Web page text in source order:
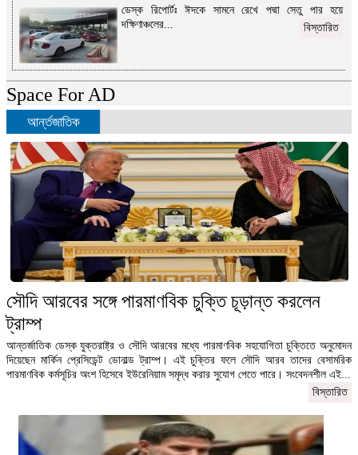
ডেস্ক রিপোর্টঃ ঈদকে সামনে রেখে পদ্মা সেতু পার হয়ে
দক্ষিণাঞ্চলের...
বিস্তারিত
Space For AD
আর্ন্তজাতিক
সৌদি আরবের সঙ্গে পারমাণবিক চুক্তি চূড়ান্ত করলেন
ট্রাম্প
আন্তর্জাতিক ডেস্ক যুক্তরাষ্ট্র ও সৌদি আরবের মধ্যে পারমাণবিক সহযোগিতা চুক্তিতে অনুমোদন
দিয়েছেন মার্কিন প্রেসিডেন্ট ডোনাল্ড ট্রাম্প। এই চুক্তির ফলে সৌদি আরব তাদের বেসামরিক
পারমাণবিক কর্মসূচির অংশ হিসেবে ইউরেনিয়াম সমৃদ্ধ করার সুযোগ পেতে পারে। সংবেদনশীল এই...
বিস্তারিত